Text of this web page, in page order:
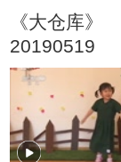
《大仓库》
20190519